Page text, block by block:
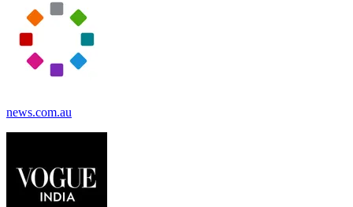
news.com.au